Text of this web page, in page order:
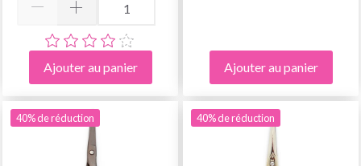
Ajouter au panier Ajouter au panier
40% de réduction 40% de réduction